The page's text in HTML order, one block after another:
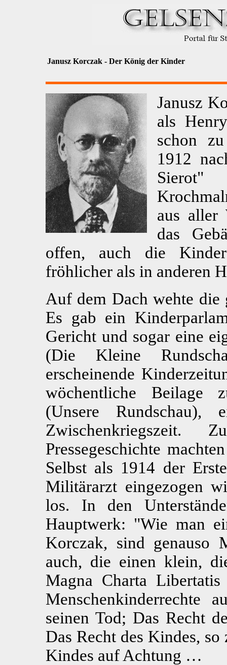
Janusz Korczak - Der König der Kinder
Janusz
als
schon
1912
aus aller
das
offen, auch die
fröhlicher als in anderen
Auf dem Dach wehte die
Es gab ein
Gericht und sogar eine
(Die Kleine
erscheinende
wöchentliche Beilage
(Unsere Rundschau),
Pressegeschichte
Selbst als 1914 der
Militärarzt eingezogen
los. In den
Hauptwerk: "Wie man
Korczak, sind genauso
auch, die einen klein,
Magna Charta
Menschenkinderrechte
seinen Tod; Das Recht
Das Recht des Kindes,
Kindes auf Achtung …